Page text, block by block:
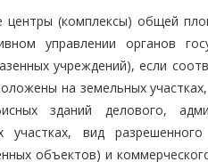
центры (комплексы) общей
управлении органов
учреждений), если
на земельных
зданий делового,
вид разрешенного
объектов) и